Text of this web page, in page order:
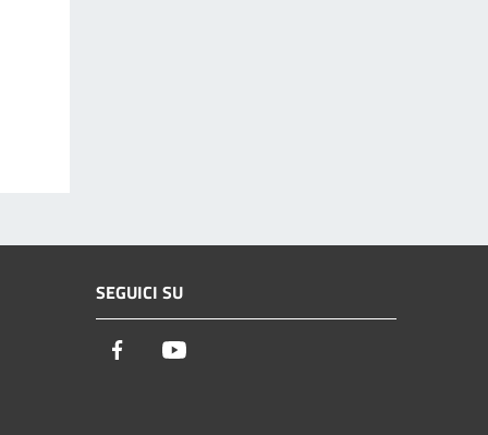
SEGUICI SU
Facebook